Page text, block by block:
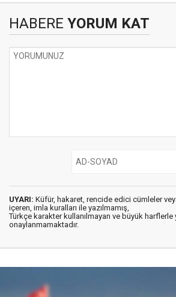
HABERE YORUM KAT
UYARI: Küfür, hakaret, rencide edici cümleler
içeren, imla kuralları ile yazılmamış,
Türkçe karakter kullanılmayan ve büyük harflerle
onaylanmamaktadır.